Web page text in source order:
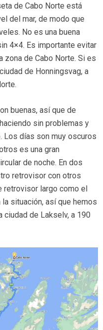
de Cabo Norte está
del mar, de modo que
No es una buena
4×4. Es importante evitar
zona de Cabo Norte. Si es
de Honningsvag, a
buenas, así que de
sin problemas y
Los días son muy oscuros
es una gran
de noche. En dos
retrovisor con otros
retrovisor largo como el
situación, así que hemos
ciudad de Lakselv, a 190